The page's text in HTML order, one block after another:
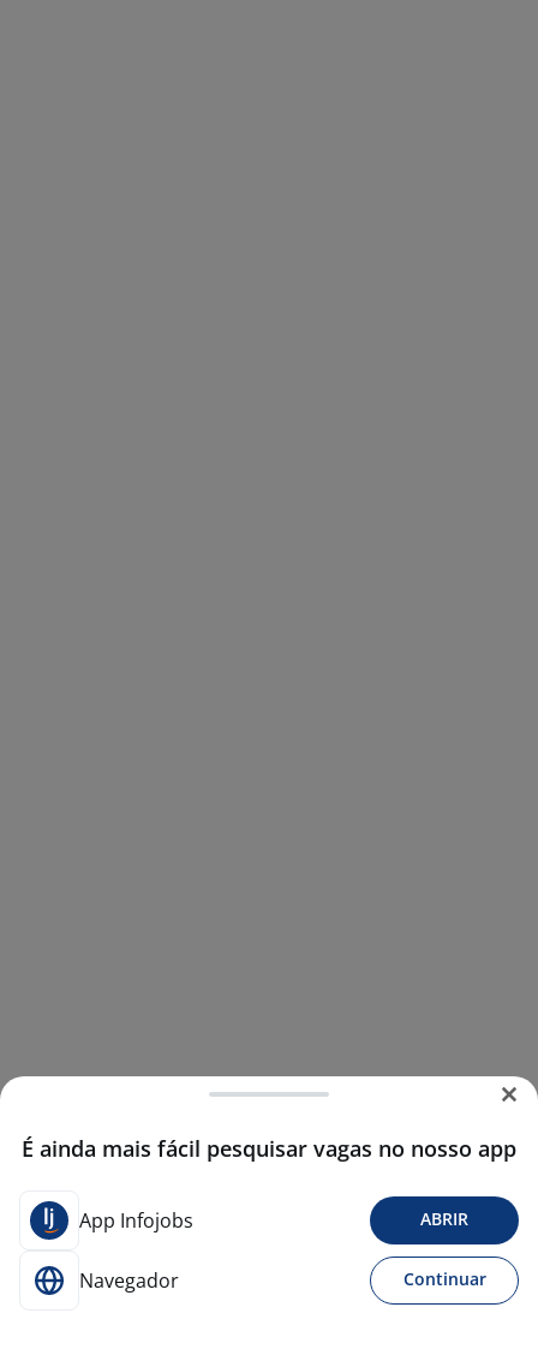
É ainda mais fácil pesquisar vagas no nosso app
App Infojobs ABRIR
Navegador Continuar